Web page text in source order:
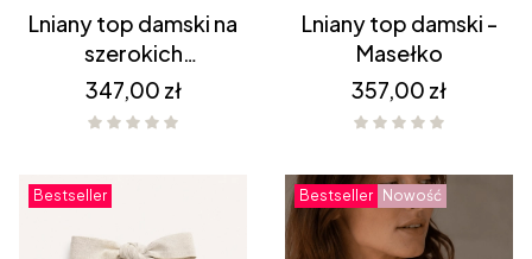
Lniany top damski na
szerokich
ramiączkach CZARNY
Cena
347,00 zł
Lniany top damski -
Masełko
Cena
357,00 zł
Bestseller Bestseller Nowość